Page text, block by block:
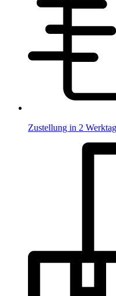
Zustellung in 2